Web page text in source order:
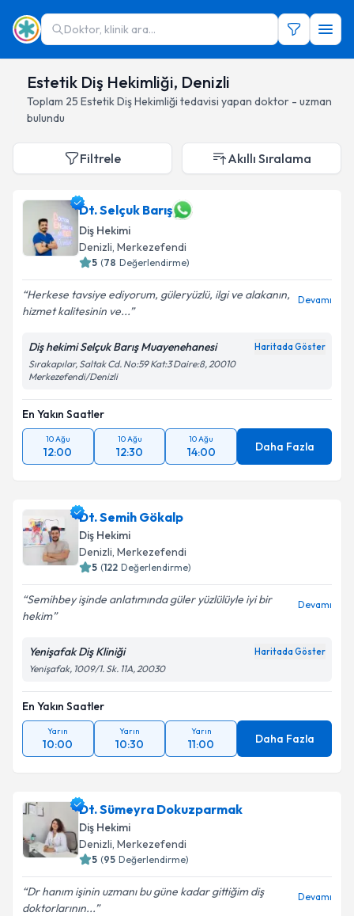
Doktor, klinik ara...
Estetik Diş Hekimliği, Denizli
Toplam 25 Estetik Diş Hekimliği tedavisi yapan doktor - uzman
bulundu
Filtrele Akıllı Sıralama
Dt. Selçuk Barış
Diş Hekimi
Denizli, Merkezefendi
5 (78 Değerlendirme)
Herkese tavsiye ediyorum, güleryüzlü, ilgi ve alakanın,
hizmet kalitesinin ve...
Devamı
Diş hekimi Selçuk Barış Muayenehanesi Haritada Göster
Sırakapılar, Saltak Cd. No:59 Kat:3 Daire:8, 20010
Merkezefendi/Denizli
En Yakın Saatler
10 Ağu
12:00
10 Ağu
12:30
10 Ağu
14:00 Daha Fazla
Dt. Semih Gökalp
Diş Hekimi
Denizli, Merkezefendi
5 (122 Değerlendirme)
Semihbey işinde anlatımında güler yüzlülüyle iyi bir
hekim
Devamı
Yenişafak Diş Kliniği Haritada Göster
Yenişafak, 1009/1. Sk. 11A, 20030
En Yakın Saatler
Yarın
10:00
Yarın
10:30
Yarın
11:00 Daha Fazla
Dt. Sümeyra Dokuzparmak
Diş Hekimi
Denizli, Merkezefendi
5 (95 Değerlendirme)
Dr hanım işinin uzmanı bu güne kadar gittiğim diş
doktorlarının...
Devamı